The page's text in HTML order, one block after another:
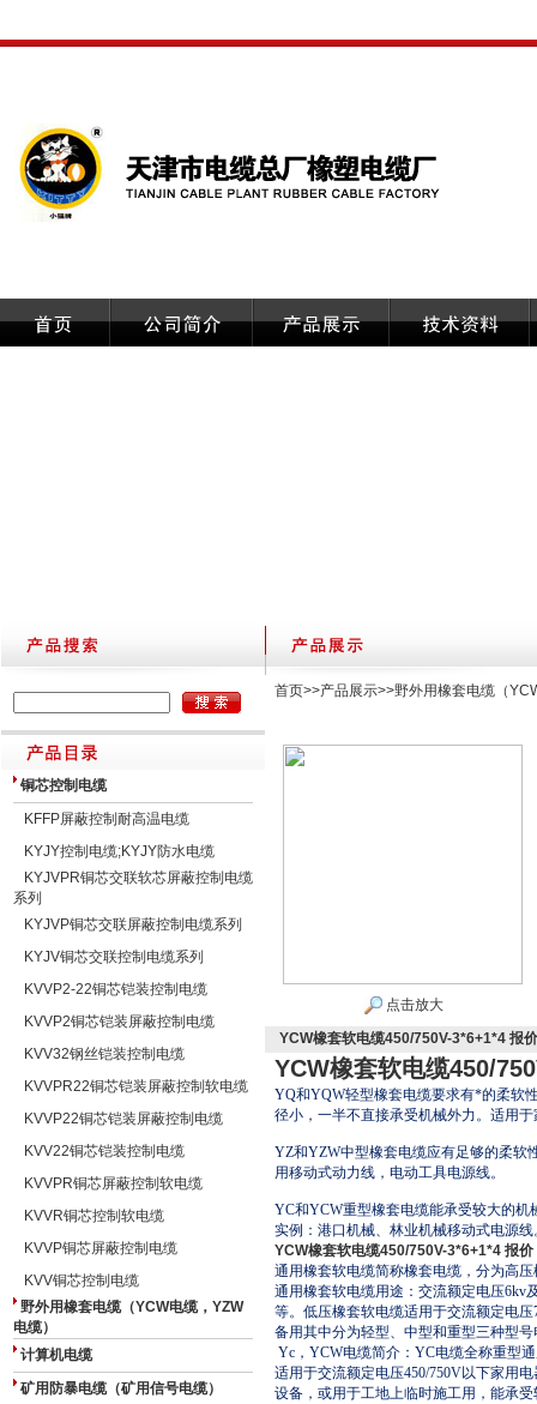
铜芯控制电缆
KFFP屏蔽控制耐高温电缆
KYJY控制电缆;KYJY防水电缆
KYJVPR铜芯交联软芯屏蔽控制电缆
系列
KYJVP铜芯交联屏蔽控制电缆系列
KYJV铜芯交联控制电缆系列
KVVP2-22铜芯铠装控制电缆
KVVP2铜芯铠装屏蔽控制电缆
KVV32钢丝铠装控制电缆
KVVPR22铜芯铠装屏蔽控制软电缆
KVVP22铜芯铠装屏蔽控制电缆
KVV22铜芯铠装控制电缆
KVVPR铜芯屏蔽控制软电缆
KVVR铜芯控制软电缆
KVVP铜芯屏蔽控制电缆
KVV铜芯控制电缆
野外用橡套电缆（YCW电缆，YZW
电缆）
计算机电缆
矿用防暴电缆（矿用信号电缆）
首页>>产品展示>>野外用橡套电缆（
点击放大
YCW橡套软电缆450/750V-3*6+1*4 报价
YCW橡套软电缆450/
YQ和YQW轻型橡套电缆要求有*的柔软
径小，一半不直接承受机械外力。适用
YZ和YZW中型橡套电缆应有足够的柔软
用移动式动力线，电动工具电源线。
YC和YCW重型橡套电缆能承受较大的
实例：港口机械、林业机械移动式电源线
YCW橡套软电缆450/750V-3*6+1*4 报价
通用橡套软电缆简称橡套电缆，分为高
通用橡套软电缆用途：交流额定电压6kv
等。低压橡套软电缆适用于交流额定电
备用其中分为轻型、中型和重型三种型号
Yc，YCW电缆简介：YC电缆全称重型
适用于交流额定电压450/750V以下家用
设备，或用于工地上临时施工用，能承